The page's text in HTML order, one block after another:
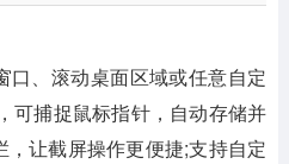
口、滚动桌面区域或任意自定
可捕捉鼠标指针，自动存储并
让截屏操作更便捷;支持自定